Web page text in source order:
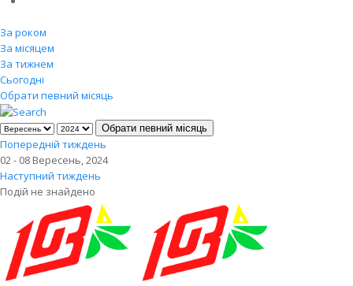
За роком
За місяцем
За тижнем
Сьогодні
Обрати певний місяць
Обрати певний місяць
Попередній тиждень
02 - 08 Вересень, 2024
Наступний тиждень
Подій не знайдено